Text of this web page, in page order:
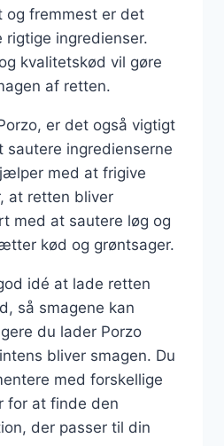
og fremmest er det
ingredienser.
kvalitetskød vil gøre
af retten.
er det også vigtigt
ingredienserne
med at frigive
at retten bliver
med at sautere løg og
kød og grøntsager.
idé at lade retten
så smagene kan
du lader Porzo
bliver smagen. Du
med forskellige
for at finde den
der passer til din